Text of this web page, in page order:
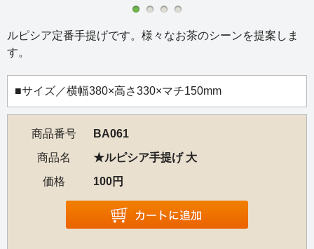
ルピシア定番手提げです。様々なお茶のシーンを提案しま
す。
■サイズ／横幅380×高さ330×マチ150mm
商品番号
BA061
商品名
★ルピシア手提げ 大
価格
100円